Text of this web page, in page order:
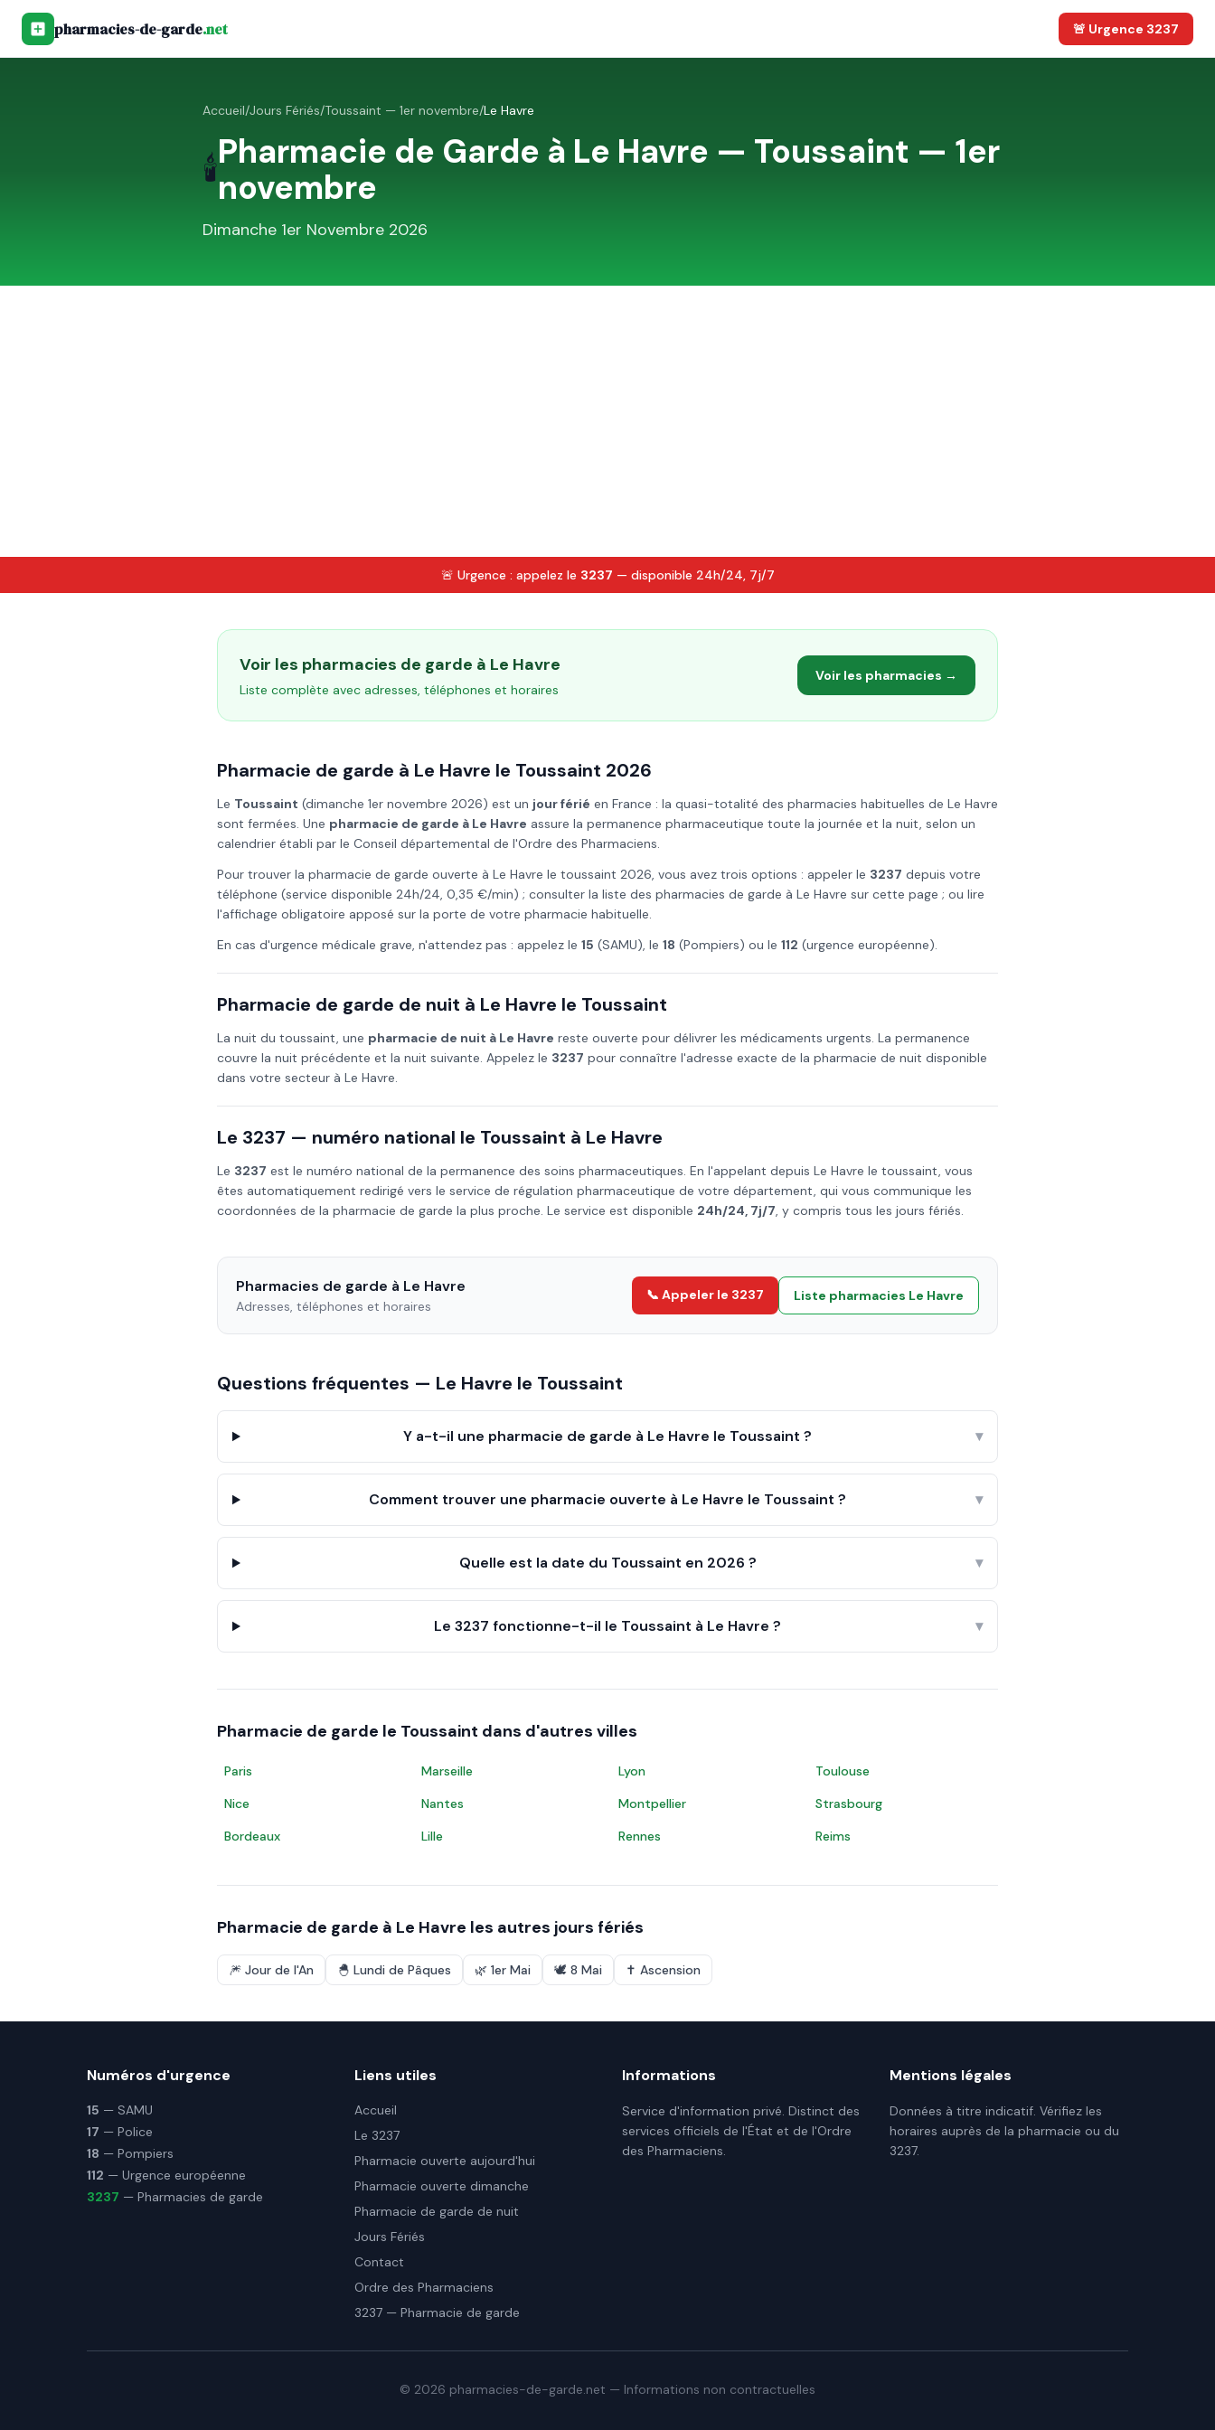
pharmacies-de-garde.net 🚨 Urgence 3237
Accueil/Jours Fériés/Toussaint — 1er novembre/Le Havre
🕯️Pharmacie de Garde à Le Havre — Toussaint — 1er
novembre
Dimanche 1er Novembre 2026
🚨 Urgence : appelez le 3237 — disponible 24h/24, 7j/7
Voir les pharmacies de garde à Le Havre
Liste complète avec adresses, téléphones et horaires
Voir les pharmacies →
Pharmacie de garde à Le Havre le Toussaint 2026
Le Toussaint (dimanche 1er novembre 2026) est un jour férié en France : la quasi-totalité des pharmacies habituelles de Le Havre
sont fermées. Une pharmacie de garde à Le Havre assure la permanence pharmaceutique toute la journée et la nuit, selon un
calendrier établi par le Conseil départemental de l'Ordre des Pharmaciens.
Pour trouver la pharmacie de garde ouverte à Le Havre le toussaint 2026, vous avez trois options : appeler le 3237 depuis votre
téléphone (service disponible 24h/24, 0,35 €/min) ; consulter la liste des pharmacies de garde à Le Havre sur cette page ; ou lire
l'affichage obligatoire apposé sur la porte de votre pharmacie habituelle.
En cas d'urgence médicale grave, n'attendez pas : appelez le 15 (SAMU), le 18 (Pompiers) ou le 112 (urgence européenne).
Pharmacie de garde de nuit à Le Havre le Toussaint
La nuit du toussaint, une pharmacie de nuit à Le Havre reste ouverte pour délivrer les médicaments urgents. La permanence
couvre la nuit précédente et la nuit suivante. Appelez le 3237 pour connaître l'adresse exacte de la pharmacie de nuit disponible
dans votre secteur à Le Havre.
Le 3237 — numéro national le Toussaint à Le Havre
Le 3237 est le numéro national de la permanence des soins pharmaceutiques. En l'appelant depuis Le Havre le toussaint, vous
êtes automatiquement redirigé vers le service de régulation pharmaceutique de votre département, qui vous communique les
coordonnées de la pharmacie de garde la plus proche. Le service est disponible 24h/24, 7j/7, y compris tous les jours fériés.
Pharmacies de garde à Le Havre
Adresses, téléphones et horaires
📞 Appeler le 3237 Liste pharmacies Le Havre
Questions fréquentes — Le Havre le Toussaint
Y a-t-il une pharmacie de garde à Le Havre le Toussaint ? ▾
Comment trouver une pharmacie ouverte à Le Havre le Toussaint ? ▾
Quelle est la date du Toussaint en 2026 ? ▾
Le 3237 fonctionne-t-il le Toussaint à Le Havre ? ▾
Pharmacie de garde le Toussaint dans d'autres villes
Paris Marseille Lyon
Toulouse
Nice
Nantes Montpellier
Strasbourg
Bordeaux
Lille Rennes Reims
Pharmacie de garde à Le Havre les autres jours fériés
🎆 Jour de l'An 🐣 Lundi de Pâques 🌿 1er Mai 🕊️ 8 Mai ✝️ Ascension
Numéros d'urgence
15 — SAMU
17 — Police
18 — Pompiers
112 — Urgence européenne
3237 — Pharmacies de garde
Liens utiles
Accueil
Le 3237
Pharmacie ouverte aujourd'hui
Pharmacie ouverte dimanche
Pharmacie de garde de nuit
Jours Fériés
Contact
Ordre des Pharmaciens
3237 — Pharmacie de garde
Informations
Service d'information privé. Distinct des
services officiels de l'État et de l'Ordre
des Pharmaciens.
Mentions légales
Données à titre indicatif. Vérifiez les
horaires auprès de la pharmacie ou du
3237.
© 2026 pharmacies-de-garde.net — Informations non contractuelles